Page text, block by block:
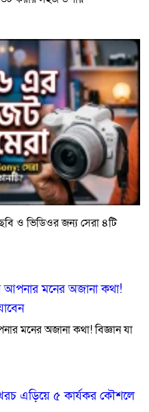
ও ভিডিওর জন্য সেরা ৪টি
মনের অজানা কথা! বিজ্ঞান যা